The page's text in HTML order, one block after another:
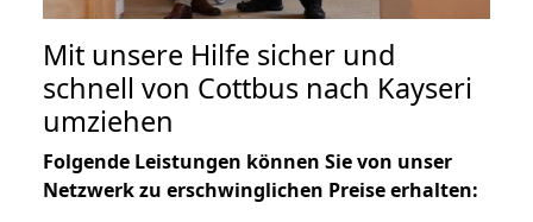
Mit unsere Hilfe sicher und
schnell von Cottbus nach Kayseri
umziehen
Folgende Leistungen können Sie von unser
Netzwerk zu erschwinglichen Preise erhalten: